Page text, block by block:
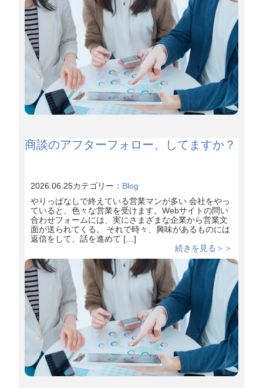
商談のアフターフォロー、してますか？
2026.06.25カテゴリー： Blog
やりっぱなしで終えている営業マンが多い 会社をやっ
ていると、色々な営業を受けます。Webサイトの問い
合わせフォームには、実にさまざまな企業から営業文
面が送られてくる。 それで時々、興味があるものには
返信をして、話を進めて […]
続きを見る＞＞